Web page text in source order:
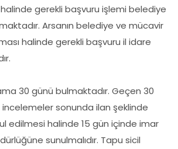
gerekli başvuru işlemi belediye
Arsanın belediye ve mücavir
halinde gerekli başvuru il idare
30 günü bulmaktadır. Geçen 30
incelemeler sonunda ilan şeklinde
edilmesi halinde 15 gün içinde imar
sunulmalıdır. Tapu sicil